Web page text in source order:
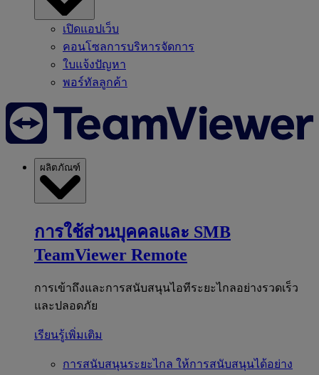
เปิดแอปเว็บ
คอนโซลการบริหารจัดการ
ใบแจ้งปัญหา
พอร์ทัลลูกค้า
ผลิตภัณฑ์
การใช้ส่วนบุคคลและ SMB
TeamViewer Remote
การเข้าถึงและการสนับสนุนไอทีระยะไกลอย่างรวดเร็ว
และปลอดภัย
เรียนรู้เพิ่มเติม
การสนับสนุนระยะไกล ให้การสนับสนุนได้อย่าง